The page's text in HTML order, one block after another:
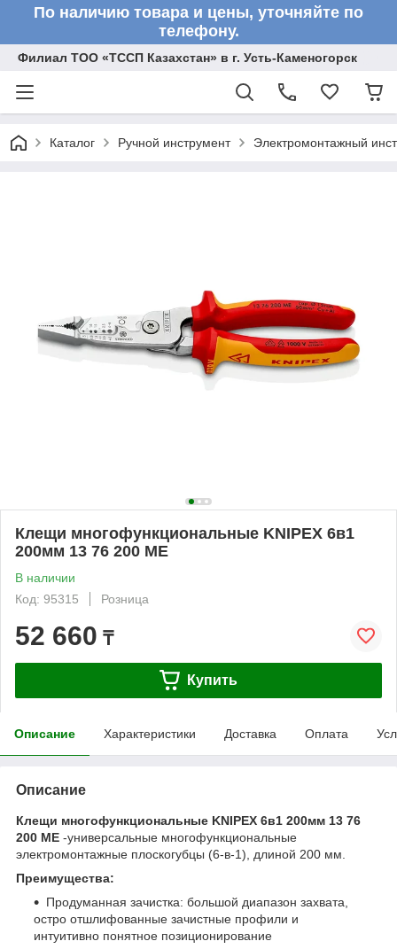
По наличию товара и цены, уточняйте по
телефону.
Филиал ТОО «ТССП Казахстан» в г. Усть-Каменогорск
Каталог Ручной инструмент Электромонтажный
Клещи многофункциональные KNIPEX 6в1
200мм 13 76 200 ME
В наличии
Код: 95315
Розница
52 660 ₸
Купить
Описание Характеристики Доставка Оплата
Описание
Клещи многофункциональные KNIPEX 6в1 200мм 13 76
200 ME -универсальные многофункциональные
электромонтажные плоскогубцы (6-в-1), длиной 200 мм.
Преимущества:
Продуманная зачистка: большой диапазон захвата,
остро отшлифованные зачистные профили и
интуитивно понятное позиционирование